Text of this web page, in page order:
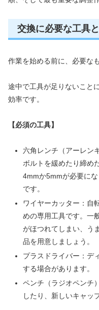
交換に必要な工具
作業を始める前に、必要な
途中で工具が足りないこと
効率です。
【必須の工具】
六角レンチ（アーレン
ボルトを緩めたり締め
4mmか5mmが必要に
です。
ワイヤーカッター：自
めの専用工具です。一
がほつれてしまい、う
品を用意しましょう。
プラスドライバー：デ
する場合があります。
ペンチ（ラジオペンチ
したり、新しいキャッ